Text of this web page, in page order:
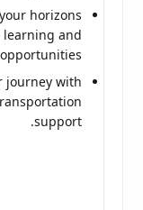
horizons
and
journey with
support.